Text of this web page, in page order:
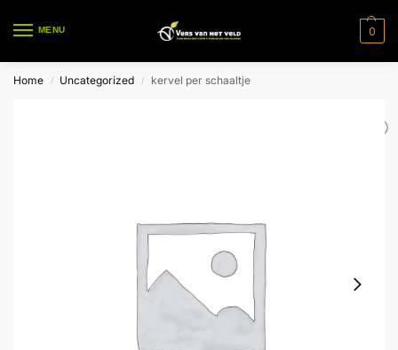
MENU 0
Home / Uncategorized / kervel per schaaltje